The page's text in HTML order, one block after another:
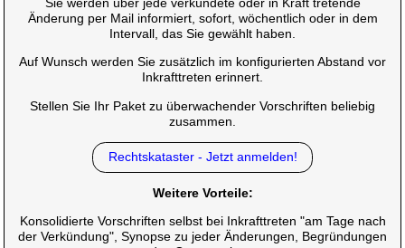
Änderung per Mail informiert, sofort, wöchentlich oder in dem
Intervall, das Sie gewählt haben.
Auf Wunsch werden Sie zusätzlich im konfigurierten Abstand vor
Inkrafttreten erinnert.
Stellen Sie Ihr Paket zu überwachender Vorschriften beliebig
zusammen.
Rechtskataster - Jetzt anmelden!
Weitere Vorteile:
Konsolidierte Vorschriften selbst bei Inkrafttreten "am Tage nach
der Verkündung", Synopse zu jeder Änderungen, Begründungen